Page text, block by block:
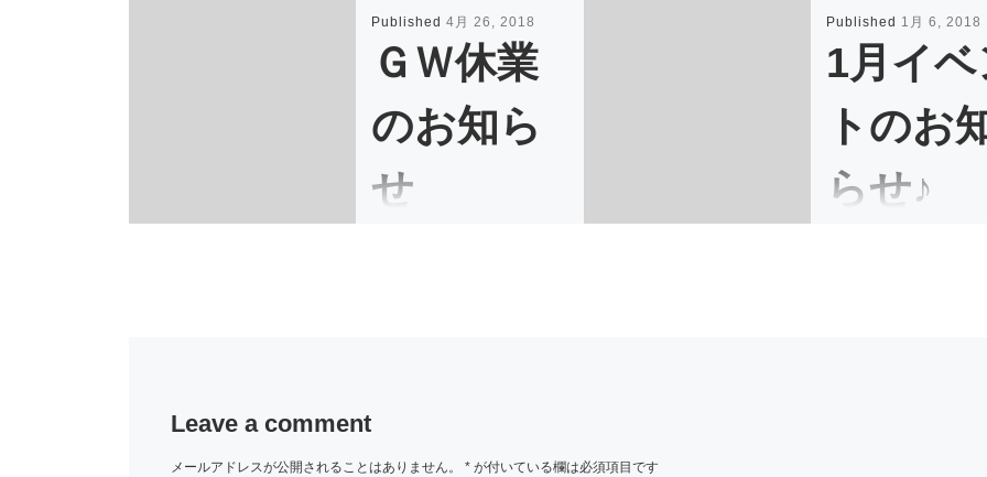
Published4月 26, 2018
ＧＷ休業
のお知ら
せ
Published 1月 6, 2018
1月イベ
トのお
らせ♪
Leave a comment
メールアドレスが公開されることはありません。 *が付いている欄は必須項目です